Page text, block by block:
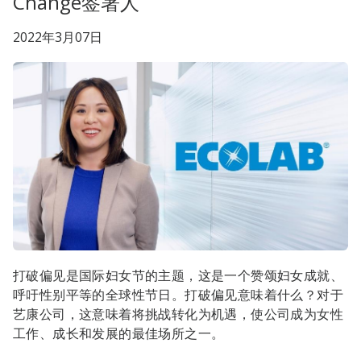
2022年3月07日
打破偏见是国际妇女节的主题，这是一个赞颂妇女成就、
呼吁性别平等的全球性节日。打破偏见意味着什么？对于
艺康公司，这意味着将挑战转化为机遇，使公司成为女性
工作、成长和发展的最佳场所之一。